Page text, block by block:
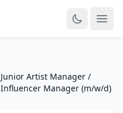
Junior Artist Manager /
Influencer Manager (m/w/d)